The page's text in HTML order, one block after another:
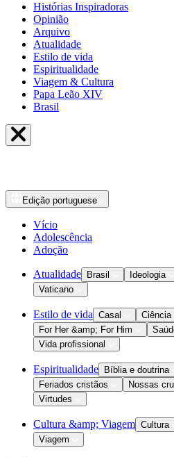
Histórias Inspiradoras
Opinião
Arquivo
Atualidade
Estilo de vida
Espiritualidade
Viagem & Cultura
Papa Leão XIV
Brasil
Edição portuguese
Vício
Adolescência
Adoção
Atualidade Brasil Ideologia
Vaticano
Estilo de vida Casal Ciência
For Her &amp; For Him
Vida profissional
Espiritualidade Bíblia e doutrina
Feriados cristãos
Nossas
Virtudes
Cultura &amp; Viagem Cultura
Viagem